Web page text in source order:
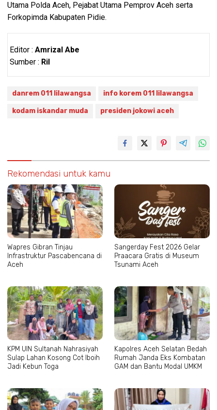
Utama Polda Aceh, Pejabat Utama Pemprov Aceh serta
Forkopimda Kabupaten Pidie.
Editor : Amrizal Abe
Sumber : Ril
danrem 011 lilawangsa info korem 011 lilawangsa
kodam iskandar muda presiden jokowi aceh
Rekomendasi untuk kamu
Wapres Gibran Tinjau
Infrastruktur Pascabencana di
Aceh
Sangerday Fest 2026 Gelar
Praacara Gratis di Museum
Tsunami Aceh
KPM UIN Sultanah Nahrasiyah
Sulap Lahan Kosong Cot Iboih
Jadi Kebun Toga
Kapolres Aceh Selatan Bedah
Rumah Janda Eks Kombatan
GAM dan Bantu Modal UMKM